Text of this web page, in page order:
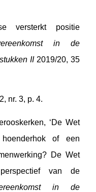
versterkt positie
in de
II 2019/20, 35
nr. 3, p. 4.
‘De Wet
of een
De Wet
van de
in de